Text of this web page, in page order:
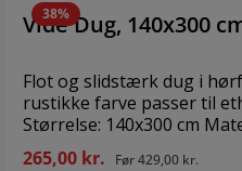
38%
Vide Dug, 140x300
Flot og slidstærk dug i hørfarve.
rustikke farve passer til ethvert bord.
Størrelse: 140x300 cm
bomuld, 10% polyester
265,00 kr. Før429,00 kr.